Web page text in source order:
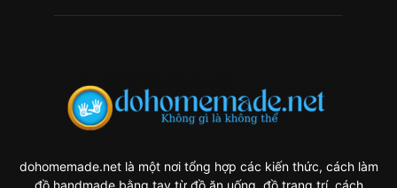
dohomemade.net là một nơi tổng hợp các kiến thức, cách làm
đồ handmade bằng tay từ đồ ăn uống, đồ trang trí, cách